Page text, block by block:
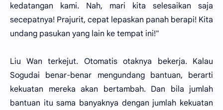
kedatangan kami. Nah, mari kita selesaikan saja
secepatnya! Prajurit, cepat lepaskan panah berapi! Kita
undang pasukan yang lain ke tempat ini!"
Liu Wan terkejut. Otomatis otaknya bekerja. Kalau
Sogudai benar-benar mengundang bantuan, berarti
kekuatan mereka akan bertambah. Dan bila jumlah
bantuan itu sama banyaknya dengan jumlah kekuatan